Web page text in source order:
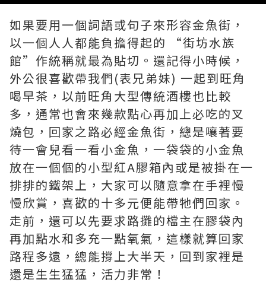
如果要用一個詞語或句子來形容金魚街，
以一個人人都能負擔得起的 “街坊水族
館”作統稱就最為貼切。還記得小時候，
外公很喜歡帶我們(表兄弟妹) 一起到旺角
喝早茶，以前旺角大型傳統酒樓也比較
多，通常也會來幾款點心再加上必吃的叉
燒包，回家之路必經金魚街，總是嚷著要
待一會兒看一看小金魚，一袋袋的小金魚
放在一個個的小型紅A膠箱內或是被掛在一
排排的鐵架上，大家可以隨意拿在手裡慢
慢欣賞，喜歡的十多元便能帶牠們回家。
走前，還可以先要求路攤的檔主在膠袋內
再加點水和多充一點氧氣，這樣就算回家
路程多遠，總能撐上大半天，回到家裡是
還是生生猛猛，活力非常！